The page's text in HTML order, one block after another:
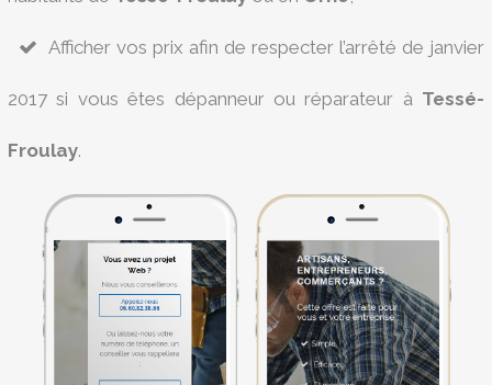
Afficher vos prix afin de respecter l’arrêté de janvier
2017 si vous êtes dépanneur ou réparateur à Tessé-
Froulay.